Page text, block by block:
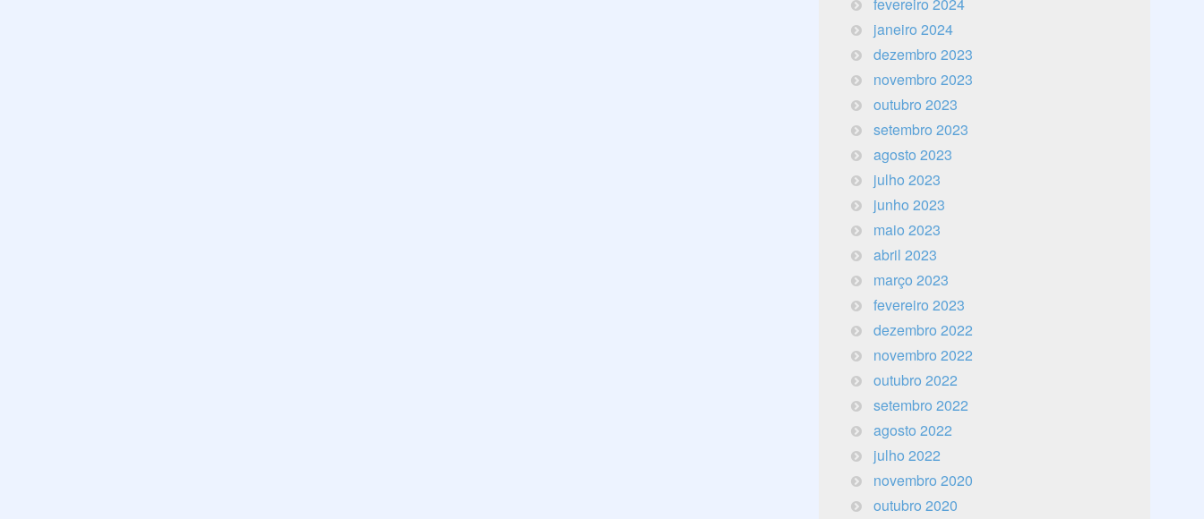
fevereiro 2024
janeiro 2024
dezembro 2023
novembro 2023
outubro 2023
setembro 2023
agosto 2023
julho 2023
junho 2023
maio 2023
abril 2023
março 2023
fevereiro 2023
dezembro 2022
novembro 2022
outubro 2022
setembro 2022
agosto 2022
julho 2022
novembro 2020
outubro 2020